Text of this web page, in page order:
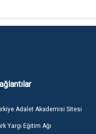
Adalet Akademisi Sitesi
Yargı Eğitim Ağı